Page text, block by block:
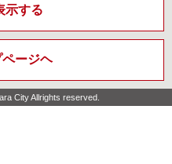
示する
ージヘ
City Allrights reserved.